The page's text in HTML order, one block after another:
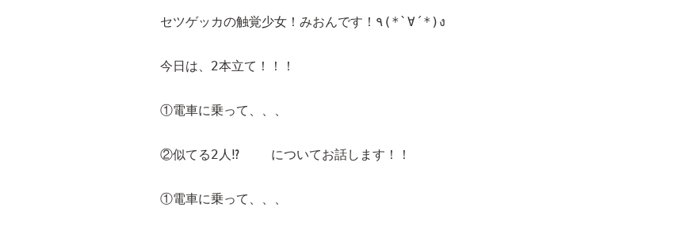
セツゲッカの触覚少女！みおんです！٩(*`∀´*)ง
今日は、2本立て！！！
①電車に乗って、、、
②似てる2人⁉️    についてお話します！！
①電車に乗って、、、